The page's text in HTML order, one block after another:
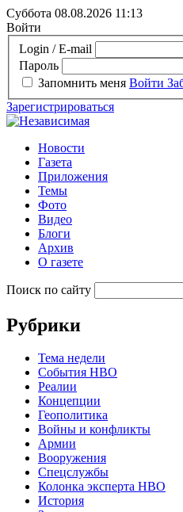
Суббота 08.08.2026 11:13
Войти
Login / E-mail
Пароль
Запомнить меня Войти
Зарегистрироваться
Новости
Газета
Приложения
Темы
Фото
Видео
Блоги
Архив
О газете
Поиск по сайту
Рубрики
Тема недели
События НВО
Реалии
Концепции
Геополитика
Войны и конфликты
Армии
Вооружения
Спецслужбы
Колонка эксперта НВО
История